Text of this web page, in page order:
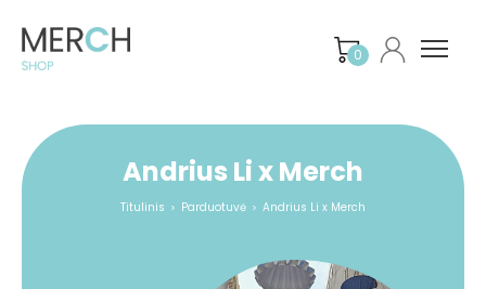
0
Andrius Li x Merch
Titulinis > Parduotuvė > Andrius Li x Merch